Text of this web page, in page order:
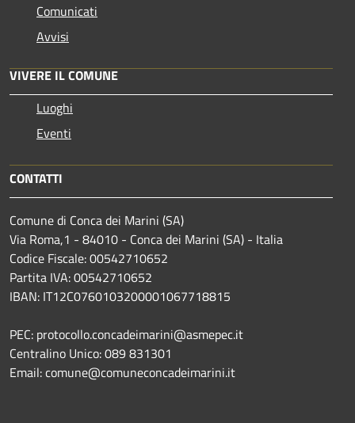
Comunicati
Avvisi
VIVERE IL COMUNE
Luoghi
Eventi
CONTATTI
Comune di Conca dei Marini (SA)
Via Roma,1 - 84010 - Conca dei Marini (SA) - Italia
Codice Fiscale: 00542710652
Partita IVA: 00542710652
IBAN: IT12C0760103200001067718815
PEC: protocollo.concadeimarini@asmepec.it
Centralino Unico: 089 831301
Email: comune@comuneconcadeimarini.it